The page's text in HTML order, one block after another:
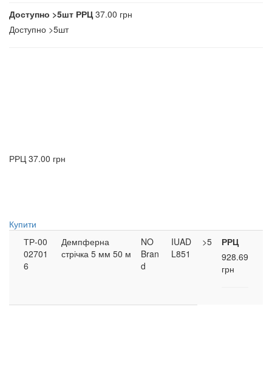
Доступно >5шт РРЦ37.00 грн
Доступно >5шт
РРЦ 37.00 грн
Купити
ТР-00
02701
6
Демпферна
стрічка 5 мм 50 м
NO
Bran
d
IUAD
L851
>5
РРЦ
928.69
грн